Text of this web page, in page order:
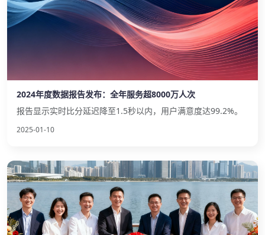
2024年度数据报告发布：全年服务超8000万人次
报告显示实时比分延迟降至1.5秒以内，用户满意度达99.2%。
2025-01-10